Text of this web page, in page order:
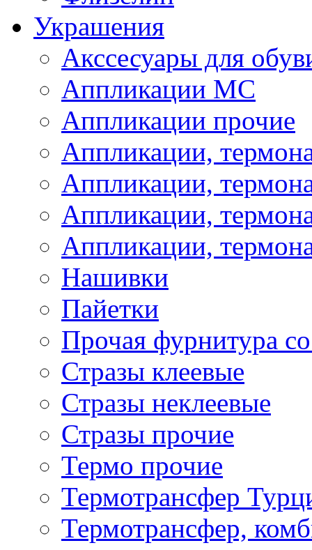
Украшения
Акссесуары для
Аппликации МС
Аппликации прочие
Аппликации,
Аппликации,
Аппликации,
Аппликации,
Нашивки
Пайетки
Прочая фурнитура
Стразы клеевые
Стразы неклеевые
Стразы прочие
Термо прочие
Термотрансфер
Термотрансфер,